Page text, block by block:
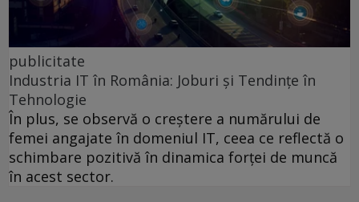
publicitate
Industria IT în România: Joburi și Tendințe în
Tehnologie
În plus, se observă o creștere a numărului de
femei angajate în domeniul IT, ceea ce reflectă o
schimbare pozitivă în dinamica forței de muncă
în acest sector.